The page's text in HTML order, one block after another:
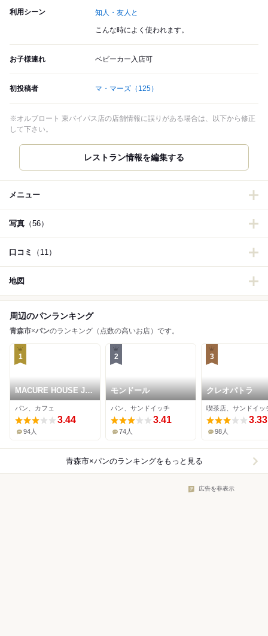
利用シーン 知人・友人と
こんな時によく使われます。
お子様連れ ベビーカー入店可
初投稿者 マ・マーズ （125）
※オルブロート 東バイパス店の店舗情報に誤りがある場合は、以下から修正
して下さい。
レストラン情報を編集する
メニュー
写真 （56）
口コミ （11）
地図
周辺のパンランキング
青森市×パンのランキング（点数の高いお店）です。
1
MACURE HOUSE JR
新青森駅店
パン、カフェ
3.44
94人
2
モンドール
パン、サンドイッチ
3.41
74人
3
クレオパトラ
喫茶店、サンドイッ
3.33
98人
青森市×パンのランキングをもっと見る
広告を非表示